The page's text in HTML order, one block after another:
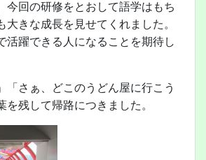
今回の研修をとおして語学はもち
大きな成長を見せてくれました。
活躍できる人になることを期待し
「さぁ、どこのうどん屋に行こう
を残して帰路につきました。